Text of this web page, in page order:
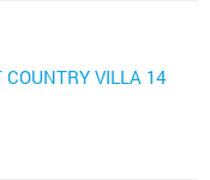
VILLA 14